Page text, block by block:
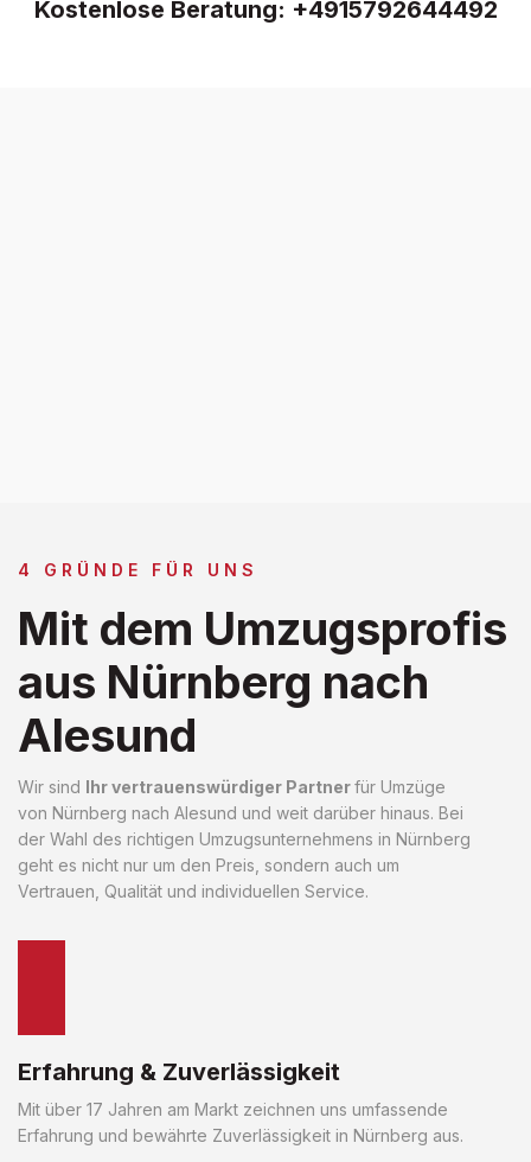
Kostenlose Beratung: +4915792644492
4 GRÜNDE FÜR UNS
Mit dem Umzugsprofis
aus Nürnberg nach
Alesund
Wir sind Ihr vertrauenswürdiger Partnerfür Umzüge
von Nürnberg nach Alesund und weit darüber hinaus. Bei
der Wahl des richtigen Umzugsunternehmens in Nürnberg
geht es nicht nur um den Preis, sondern auch um
Vertrauen, Qualität und individuellen Service.
Erfahrung & Zuverlässigkeit
Mit über 17 Jahren am Markt zeichnen uns umfassende
Erfahrung und bewährte Zuverlässigkeit in Nürnberg aus.